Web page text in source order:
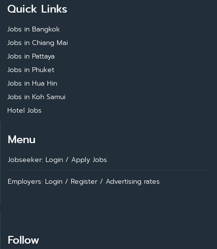
Quick Links
Jobs in Bangkok
Jobs in Chiang Mai
Jobs in Pattaya
Jobs in Phuket
Jobs in Hua Hin
Jobs in Koh Samui
Hotel Jobs
Menu
Jobseeker: Login / Apply Jobs
Employers: Login / Register / Advertising rates
Follow